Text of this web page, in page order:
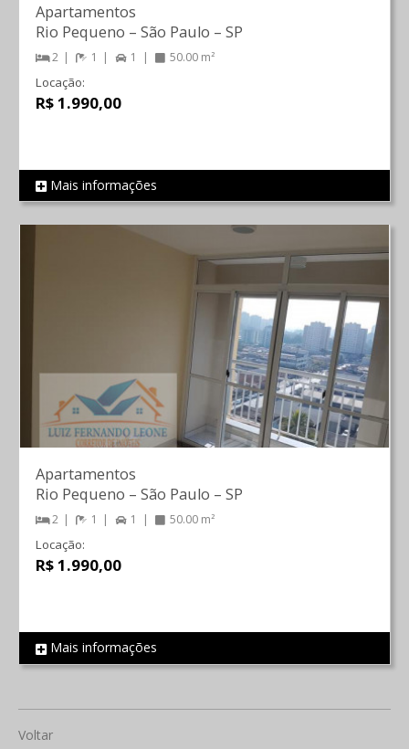
REF 841
Apartamentos
Rio Pequeno – São Paulo – SP
2 1 1 50.00 m²
Locação:
R$ 1.990,00
Mais informações
REF 842
Apartamentos
Rio Pequeno – São Paulo – SP
2 1 1 50.00 m²
Locação:
R$ 1.990,00
Mais informações
Voltar